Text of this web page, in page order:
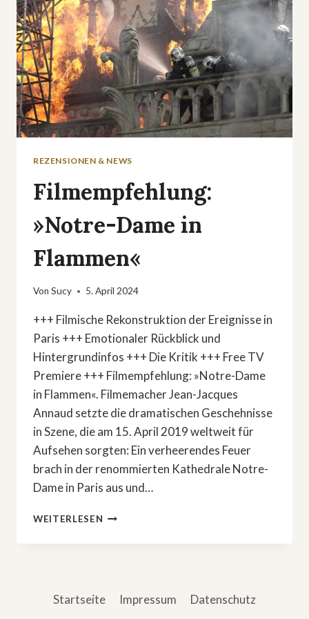
REZENSIONEN & NEWS
Filmempfehlung:
»Notre-Dame in
Flammen«
Von Sucy 5. April 2024
+++ Filmische Rekonstruktion der Ereignisse in
Paris +++ Emotionaler Rückblick und
Hintergrundinfos +++ Die Kritik +++ Free TV
Premiere +++ Filmempfehlung: »Notre-Dame
in Flammen«. Filmemacher Jean-Jacques
Annaud setzte die dramatischen Geschehnisse
in Szene, die am 15. April 2019 weltweit für
Aufsehen sorgten: Ein verheerendes Feuer
brach in der renommierten Kathedrale Notre-
Dame in Paris aus und…
WEITERLESEN FILMEMPFEHLUNG:
DAME
Startseite Impressum
Datenschutz